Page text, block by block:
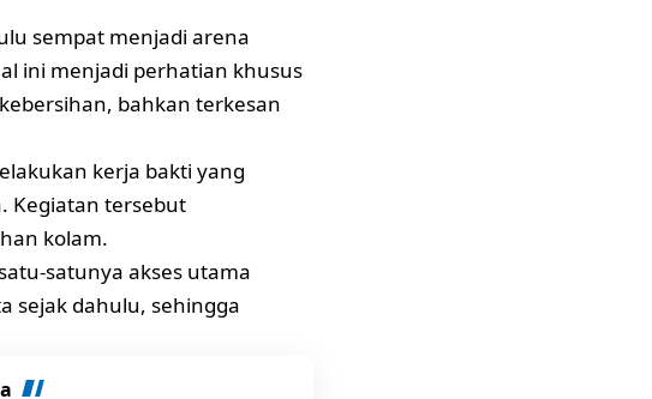
sempat menjadi arena
ini menjadi perhatian khusus
bahkan terkesan
kerja bakti yang
Kegiatan tersebut
kolam.
satunya akses utama
sejak dahulu, sehingga